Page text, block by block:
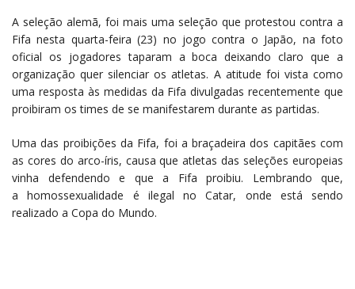
A seleção alemã, foi mais uma seleção que protestou contra a
Fifa nesta quarta-feira (23) no jogo contra o Japão, na foto
oficial os jogadores taparam a boca deixando claro que a
organização quer silenciar os atletas. A atitude foi vista como
uma resposta às medidas da Fifa divulgadas recentemente que
proibiram os times de se manifestarem durante as partidas.
Uma das proibições da Fifa, foi a braçadeira dos capitães com
as cores do arco-íris, causa que atletas das seleções europeias
vinha defendendo e que a Fifa proibiu. Lembrando que,
a homossexualidade é ilegal no Catar, onde está sendo
realizado a Copa do Mundo.